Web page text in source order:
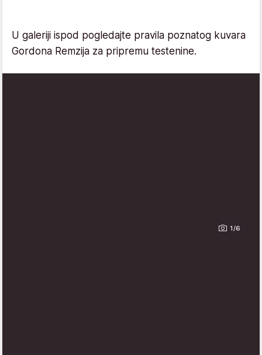
U galeriji ispod pogledajte pravila poznatog kuvara
Gordona Remzija za pripremu testenine.
1/6